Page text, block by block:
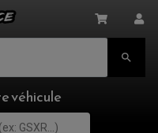

véhicule